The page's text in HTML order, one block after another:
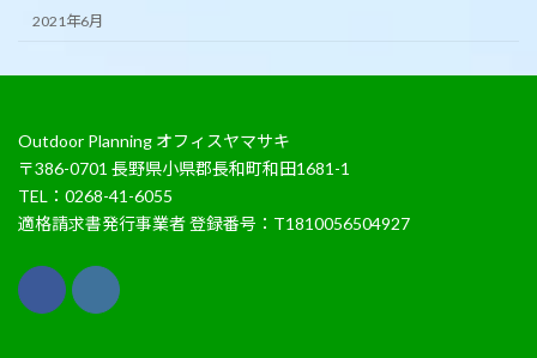
2021年6月
Outdoor Planning オフィスヤマサキ
〒386-0701 長野県小県郡長和町和田1681-1
TEL：0268-41-6055
適格請求書発行事業者 登録番号：T1810056504927